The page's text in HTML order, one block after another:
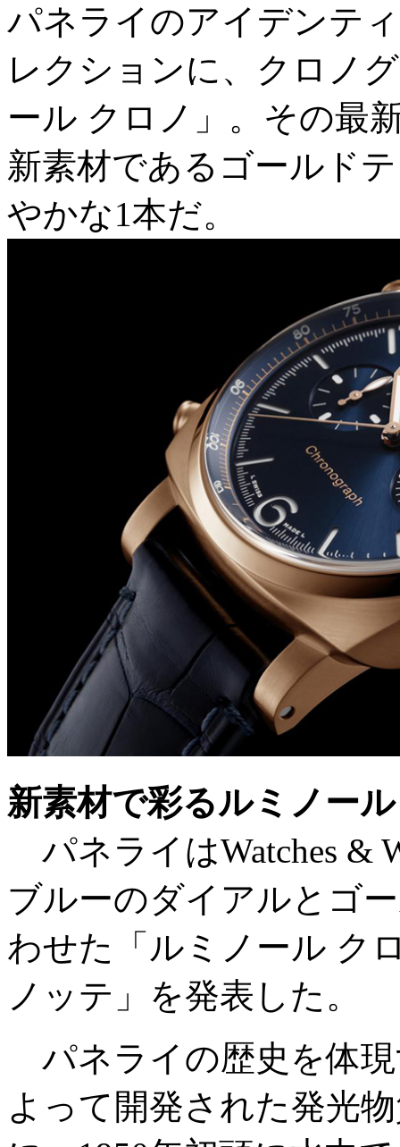
パネライのアイデンテ
レクションに、クロノ
ール クロノ」。その最
新素材であるゴールド
やかな1本だ。
新素材で彩るルミノール
パネライはWatches &
ブルーのダイアルとゴ
わせた「ルミノール ク
ノッテ」を発表した。
パネライの歴史を体
よって開発された発光